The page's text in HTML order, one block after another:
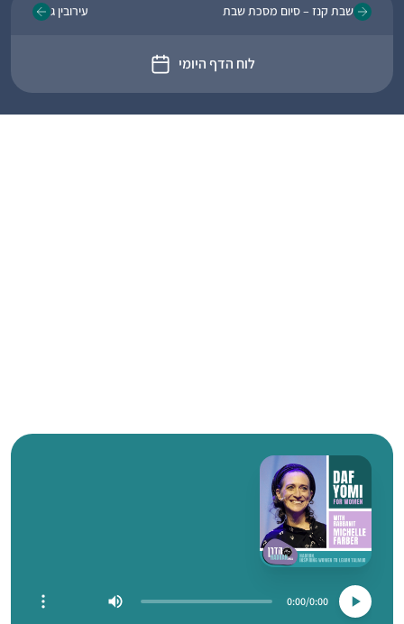
שבת קנז – סיום מסכת שבת
לוח הדף היומי
עירובין ג
0:00
0:00